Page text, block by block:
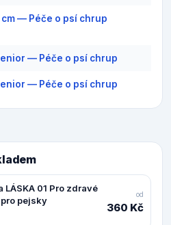
cm — Péče o psí chrup
— Péče o psí chrup
— Péče o psí chrup
LÁSKA 01 Pro zdravé
pejsky
od
360 Kč